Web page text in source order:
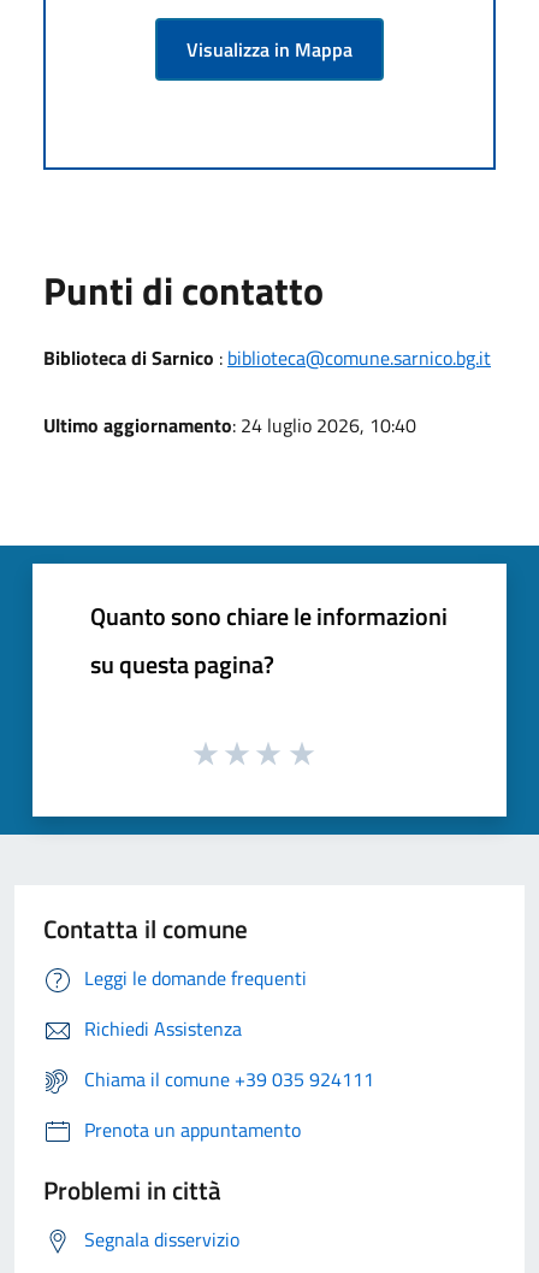
Visualizza in Mappa
Punti di contatto
Biblioteca di Sarnico : biblioteca@comune.sarnico.bg.it
Ultimo aggiornamento: 24 luglio 2026, 10:40
Quanto sono chiare le informazioni
su questa pagina?
Contatta il comune
Leggi le domande frequenti
Richiedi Assistenza
Chiama il comune +39 035 924111
Prenota un appuntamento
Problemi in città
Segnala disservizio